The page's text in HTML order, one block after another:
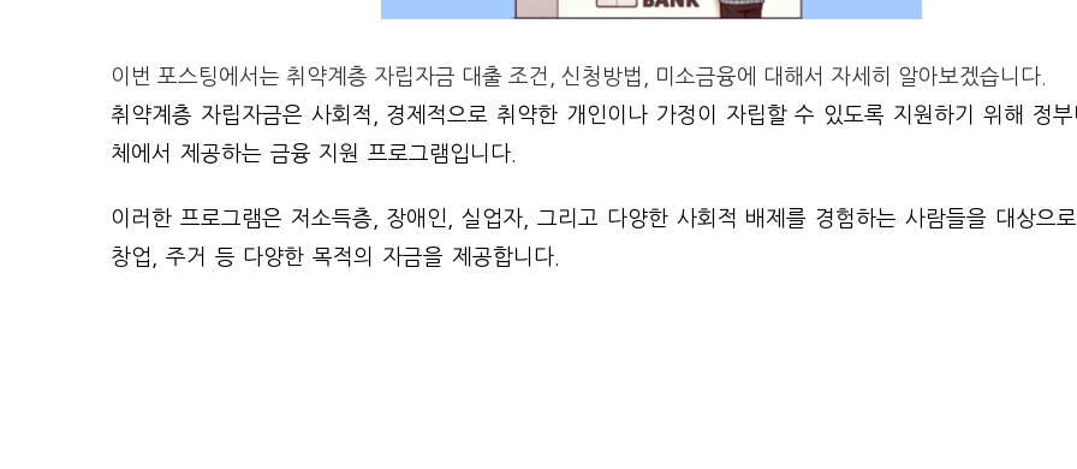
이번 포스팅에서는 취약계층 자립자금 대출 조건, 신청방법, 미소금융에 대해서 자세히 알아보겠습니다.
취약계층 자립자금은 사회적, 경제적으로 취약한 개인이나 가정이 자립할 수 있도록 지원하기 위해 정
체에서 제공하는 금융 지원 프로그램입니다.
이러한 프로그램은 저소득층, 장애인, 실업자, 그리고 다양한 사회적 배제를 경험하는 사람들을 대상으
창업, 주거 등 다양한 목적의 자금을 제공합니다.